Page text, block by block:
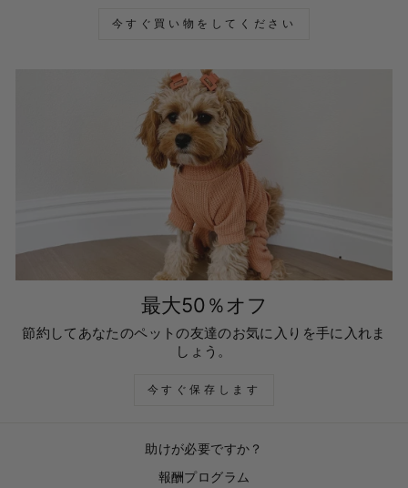
今すぐ買い物をしてください
最大50％オフ
節約してあなたのペットの友達のお気に入りを手に入れま
しょう。
今すぐ保存します
助けが必要ですか？
報酬プログラム